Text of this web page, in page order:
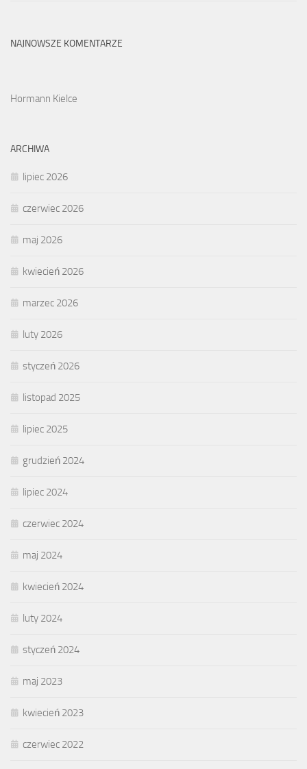
NAJNOWSZE KOMENTARZE
Hormann Kielce
ARCHIWA
lipiec 2026
czerwiec 2026
maj 2026
kwiecień 2026
marzec 2026
luty 2026
styczeń 2026
listopad 2025
lipiec 2025
grudzień 2024
lipiec 2024
czerwiec 2024
maj 2024
kwiecień 2024
luty 2024
styczeń 2024
maj 2023
kwiecień 2023
czerwiec 2022